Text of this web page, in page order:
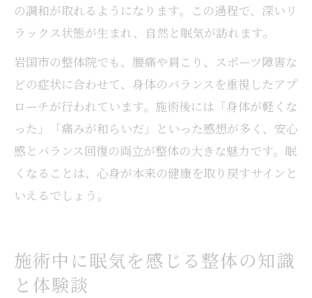
の調和が取れるようになります。この過程で、深いリ
ラックス状態が生まれ、自然と眠気が訪れます。
岩国市の整体院でも、腰痛や肩こり、スポーツ障害な
どの症状に合わせて、身体のバランスを重視したアプ
ローチが行われています。施術後には「身体が軽くな
った」「痛みが和らいだ」といった感想が多く、安心
感とバランス回復の両立が整体の大きな魅力です。眠
くなることは、心身が本来の健康を取り戻すサインと
いえるでしょう。
施術中に眠気を感じる整体の知識
と体験談